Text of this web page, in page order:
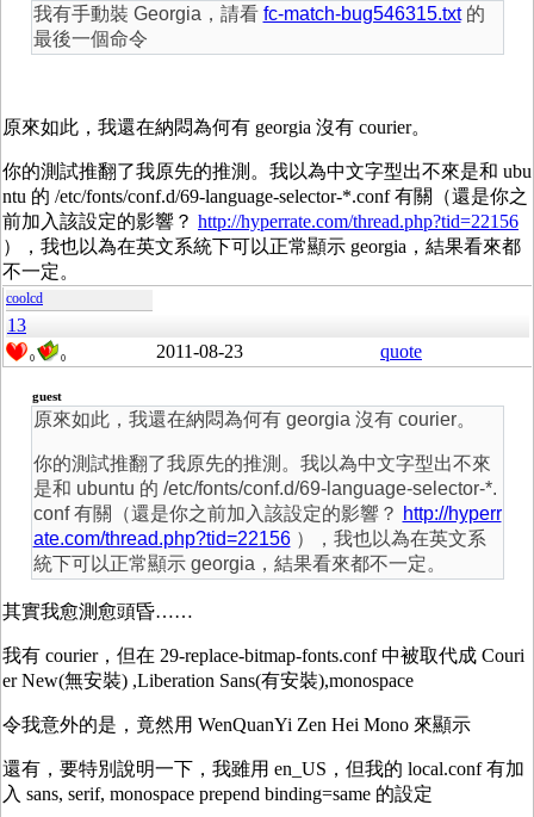
我有手動裝 Georgia，請看 fc-match-bug546315.txt的
最後一個命令
原來如此，我還在納悶為何有 georgia 沒有 courier。
你的測試推翻了我原先的推測。我以為中文字型出不來是和 ubu
ntu 的 /etc/fonts/conf.d/69-language-selector-*.conf 有關（還是你之
前加入該設定的影響？ http://hyperrate.com/thread.php?tid=22156
），我也以為在英文系統下可以正常顯示 georgia，結果看來都
不一定。
coolcd
13
0 0 2011-08-23 quote
guest
原來如此，我還在納悶為何有 georgia 沒有 courier。
你的測試推翻了我原先的推測。我以為中文字型出不來
是和 ubuntu 的 /etc/fonts/conf.d/69-language-selector-*.
conf 有關（還是你之前加入該設定的影響？ http://hyperr
ate.com/thread.php?tid=22156），我也以為在英文系
統下可以正常顯示 georgia，結果看來都不一定。
其實我愈測愈頭昏……
我有 courier，但在 29-replace-bitmap-fonts.conf 中被取代成 Couri
er New(無安裝) ,Liberation Sans(有安裝),monospace
令我意外的是，竟然用 WenQuanYi Zen Hei Mono 來顯示
還有，要特別說明一下，我雖用 en_US，但我的 local.conf 有加
入 sans, serif, monospace prepend binding=same 的設定